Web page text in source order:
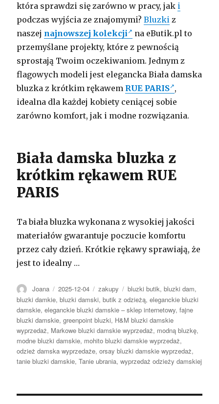
która sprawdzi się zarówno w pracy, jak i
podczas wyjścia ze znajomymi?Bluzki z
naszej najnowszej kolekcji
na eButik.pl to
przemyślane projekty, które z pewnością
sprostają Twoim oczekiwaniom. Jednym z
flagowych modeli jest elegancka Biała damska
bluzka z krótkim rękawem RUE PARIS ,
idealna dla każdej kobiety ceniącej sobie
zarówno komfort, jak i modne rozwiązania.
Biała damska bluzka z
krótkim rękawem RUE
PARIS
Ta biała bluzka wykonana z wysokiej jakości
materiałów gwarantuje poczucie komfortu
przez cały dzień. Krótkie rękawy sprawiają, że
jest to idealny …
Autor
Joana Opublikowano
2025-12-04 Kategorie
zakupy Tagi
bluzki butik,bluzki dam,
bluzki damkie,bluzki damski,butik z odzieżą,eleganckie bluzki
damskie,eleganckie bluzki damskie – sklep internetowy,fajne
bluzki damskie,greenpoint bluzki, H&M bluzki damskie
wyprzedaż, Markowe bluzki damskie wyprzedaż, modną bluzkę,
modne bluzki damskie, mohito bluzki damskie wyprzedaż,
odzież damska wyprzedaże,orsay bluzki damskie wyprzedaż,
tanie bluzki damskie,Tanie ubrania,wyprzedaż odzieży damskiej